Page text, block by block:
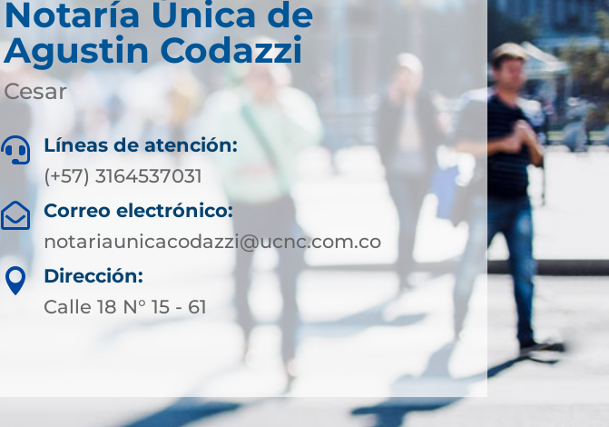
Notaría Única de
Agustin Codazzi
Cesar

Líneas de atención:
(+57) 3164537031

Correo electrónico:
notariaunicacodazzi@ucnc.com.co

Dirección:
Calle 18 N° 15 - 61